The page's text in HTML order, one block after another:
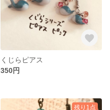
くじらピアス
350円
残り1点